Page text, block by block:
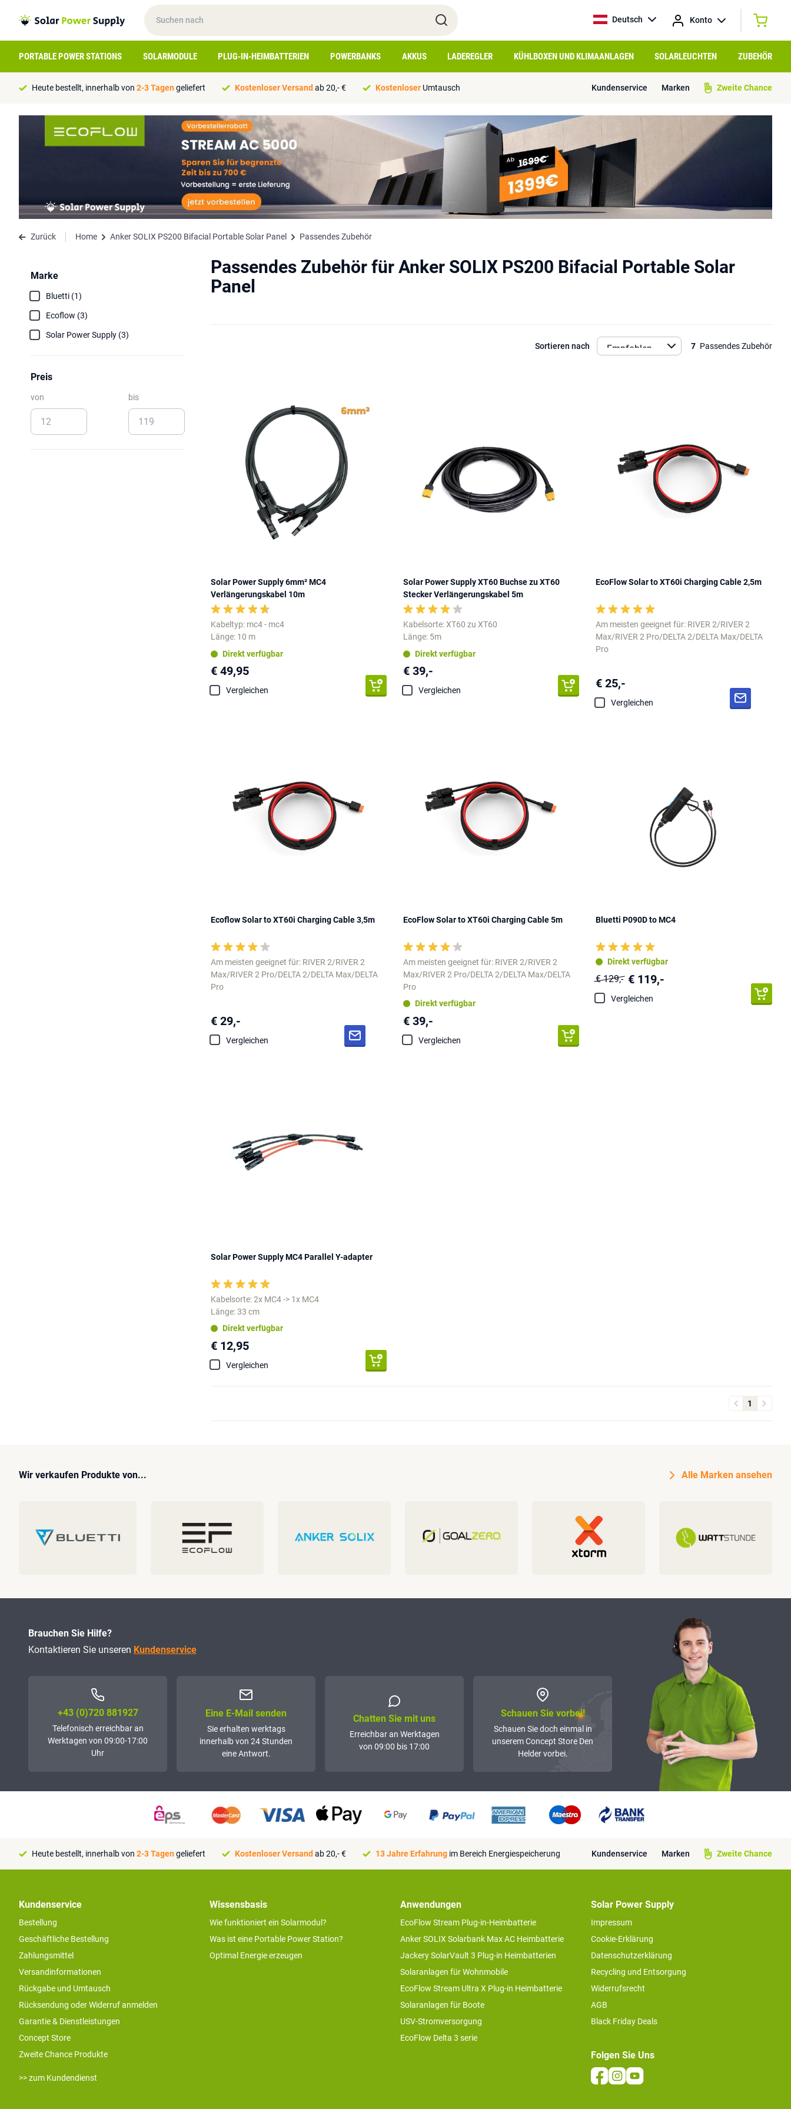
Deutsch Konto
PORTABLE POWER STATIONS SOLARMODULE PLUG-IN-HEIMBATTERIEN POWERBANKS AKKUS LADEREGLER KÜHLBOXEN UND KLIMAANLAGEN SOLARLEUCHTEN ZUBEHÖR
Heute bestellt, innerhalb von 2-3 Tagengeliefert Kostenloser Versand ab 20,- € Kostenloser Umtausch Kundenservice Marken Zweite Chance
Zurück Home Anker SOLIX PS200 Bifacial Portable Solar Panel Passendes Zubehör
Marke
Bluetti (1)
Ecoflow (3)
Solar Power Supply (3)
Preis
von bis
Passendes Zubehör für Anker SOLIX PS200 Bifacial Portable Solar
Panel
Sortieren nach 7 Passendes Zubehör
Solar Power Supply 6mm² MC4
Verlängerungskabel 10m
Kabeltyp: mc4 - mc4
Länge: 10 m
Direkt verfügbar
€ 49,95
Vergleichen
Solar Power Supply XT60 Buchse zu XT60
Stecker Verlängerungskabel 5m
Kabelsorte: XT60 zu XT60
Länge: 5m
Direkt verfügbar
€ 39,-
Vergleichen
EcoFlow Solar to XT60i Charging Cable 2,5m
Am meisten geeignet für: RIVER 2/RIVER 2
Max/RIVER 2 Pro/DELTA 2/DELTA Max/DELTA
Pro
€ 25,-
Vergleichen
Ecoflow Solar to XT60i Charging Cable 3,5m
Am meisten geeignet für: RIVER 2/RIVER 2
Max/RIVER 2 Pro/DELTA 2/DELTA Max/DELTA
Pro
€ 29,-
Vergleichen
EcoFlow Solar to XT60i Charging Cable 5m
Am meisten geeignet für: RIVER 2/RIVER 2
Max/RIVER 2 Pro/DELTA 2/DELTA Max/DELTA
Pro
Direkt verfügbar
€ 39,-
Vergleichen
Bluetti P090D to MC4
Direkt verfügbar
€ 129,- € 119,-
Vergleichen
Solar Power Supply MC4 Parallel Y-adapter
Kabelsorte: 2x MC4 -> 1x MC4
Länge: 33 cm
Direkt verfügbar
€ 12,95
Vergleichen
1
Wir verkaufen Produkte von... Alle Marken ansehen
Brauchen Sie Hilfe?
Kontaktieren Sie unseren Kundenservice
+43 (0)72­0 881927
Telefonisch erreichbar an
Werktagen von 09:00-17:00
Uhr
Eine E-Mail senden
Sie erhalten werktags
innerhalb von 24 Stunden
eine Antwort.
Chatten Sie mit uns
Erreichbar an Werktagen
von 09:00 bis 17:00
Schauen Sie vorbei!
Schauen Sie doch einmal in
unserem Concept Store Den
Helder vorbei.
Heute bestellt, innerhalb von 2-3 Tagengeliefert Kostenloser Versand ab 20,- € 13 Jahre Erfahrung im Bereich Energiespeicherung Kundenservice Marken Zweite Chance
Kundenservice
Bestellung
Geschäftliche Bestellung
Zahlungsmittel
Versandinformationen
Rückgabe und Umtausch
Rücksendung oder Widerruf anmelden
Garantie & Dienstleistungen
Concept Store
Zweite Chance Produkte
>> zum Kundendienst
Wissensbasis
Wie funktioniert ein Solarmodul?
Was ist eine Portable Power Station?
Optimal Energie erzeugen
Anwendungen
EcoFlow Stream Plug-in-Heimbatterie
Anker SOLIX Solarbank Max AC Heimbatterie
Jackery SolarVault 3 Plug-in Heimbatterien
Solaranlagen für Wohnmobile
EcoFlow Stream Ultra X Plug-in Heimbatterie
Solaranlagen für Boote
USV-Stromversorgung
EcoFlow Delta 3 serie
Solar Power Supply
Impressum
Cookie-Erklärung
Datenschutzerklärung
Recycling und Entsorgung
Widerrufsrecht
AGB
Black Friday Deals
Folgen Sie Uns